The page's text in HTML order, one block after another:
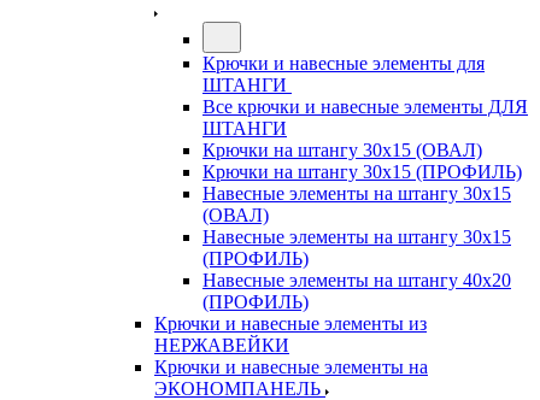
Крючки и навесные элементы для
ШТАНГИ
Все крючки и навесные элементы ДЛЯ
ШТАНГИ
Крючки на штангу 30х15 (ОВАЛ)
Крючки на штангу 30х15 (ПРОФИЛЬ)
Навесные элементы на штангу 30х15
(ОВАЛ)
Навесные элементы на штангу 30х15
(ПРОФИЛЬ)
Навесные элементы на штангу 40х20
(ПРОФИЛЬ)
Крючки и навесные элементы из
НЕРЖАВЕЙКИ
Крючки и навесные элементы на
ЭКОНОМПАНЕЛЬ